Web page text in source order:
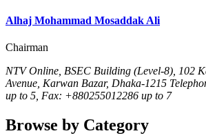
Alhaj Mohammad Mosaddak Ali
Chairman
NTV Online, BSEC Building (Level-8), 102
Avenue, Karwan Bazar, Dhaka-1215
up to 5, Fax: +880255012286 up to 7
Browse by Category